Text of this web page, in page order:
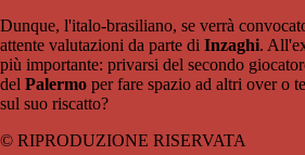
Dunque, l'italo-brasiliano, se verrà
attente valutazioni da parte di Inzaghi.
più importante: privarsi del secondo
del Palermo per fare spazio ad altri over o
sul suo riscatto?
© RIPRODUZIONE RISERVATA